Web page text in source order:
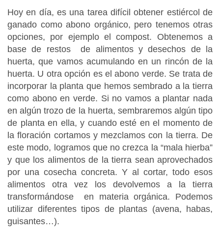
Hoy en día, es una tarea difícil obtener estiércol de
ganado como abono orgánico, pero tenemos otras
opciones, por ejemplo el compost. Obtenemos a
base de restos de alimentos y desechos de la
huerta, que vamos acumulando en un rincón de la
huerta. U otra opción es el abono verde. Se trata de
incorporar la planta que hemos sembrado a la tierra
como abono en verde. Si no vamos a plantar nada
en algún trozo de la huerta, sembraremos algún tipo
de planta en ella, y cuando esté en el momento de
la floración cortamos y mezclamos con la tierra. De
este modo, logramos que no crezca la “mala hierba”
y que los alimentos de la tierra sean aprovechados
por una cosecha concreta. Y al cortar, todo esos
alimentos otra vez los devolvemos a la tierra
transformándose en materia orgánica. Podemos
utilizar diferentes tipos de plantas (avena, habas,
guisantes…).